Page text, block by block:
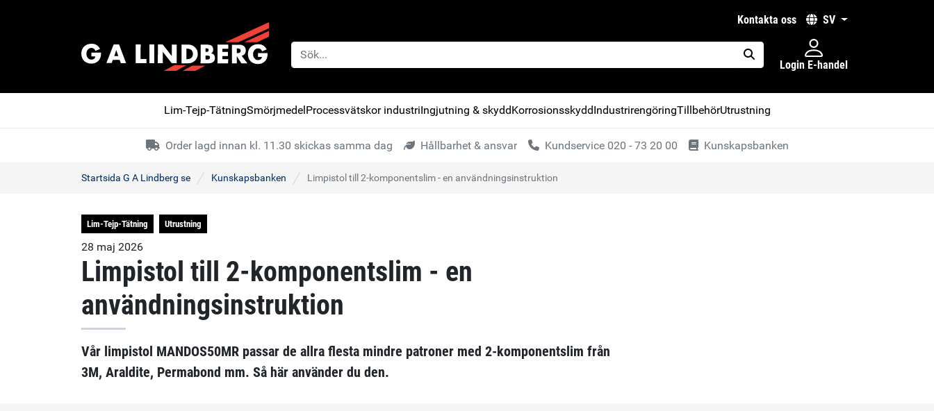
kontakta oss SV
placeholder.search
Login E-handel
Lim-Tejp-TätningSmörjmedelProcessvätskor industriIngjutning & skyddKorrosionsskyddIndustrirengöringTillbehörUtrustning
Order lagd innan kl. 11.30 skickas samma dag Hållbarhet & ansvar Kundservice 020 - 73 20 00 Kunskapsbanken
Startsida G A Lindberg se Kunskapsbanken Limpistol till 2-komponentslim - en användningsinstruktion
Lim-Tejp-Tätning Utrustning
28 maj 2026
Limpistol till 2-komponentslim - en
användningsinstruktion
Vår limpistol MANDOS50MR passar de allra flesta mindre patroner med 2-komponentslim från
3M, Araldite, Permabond mm. Så här använder du den.